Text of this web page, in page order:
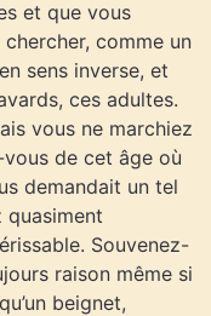
et que vous
comme un
sens inverse, et
ces adultes.
vous ne marchiez
de cet âge où
demandait un tel
quasiment
Souvenez-
raison même si
beignet,